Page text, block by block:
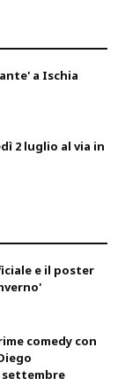
a Ischia
2 luglio al via in
e il poster
comedy con
settembre